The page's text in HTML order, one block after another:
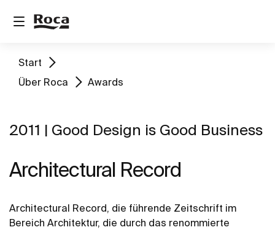
Start
Über Roca
Awards
2011 | Good Design is Good Business
Architectural Record
Architectural Record, die führende Zeitschrift im
Bereich Architektur, die durch das renommierte